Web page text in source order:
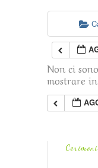
Non ci
mostrare